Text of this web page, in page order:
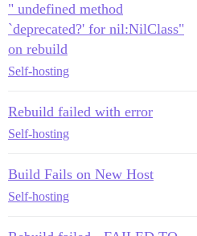
" undefined method
`deprecated?' for nil:NilClass"
on rebuild
Self-hosting
Rebuild failed with error
Self-hosting
Build Fails on New Host
Self-hosting